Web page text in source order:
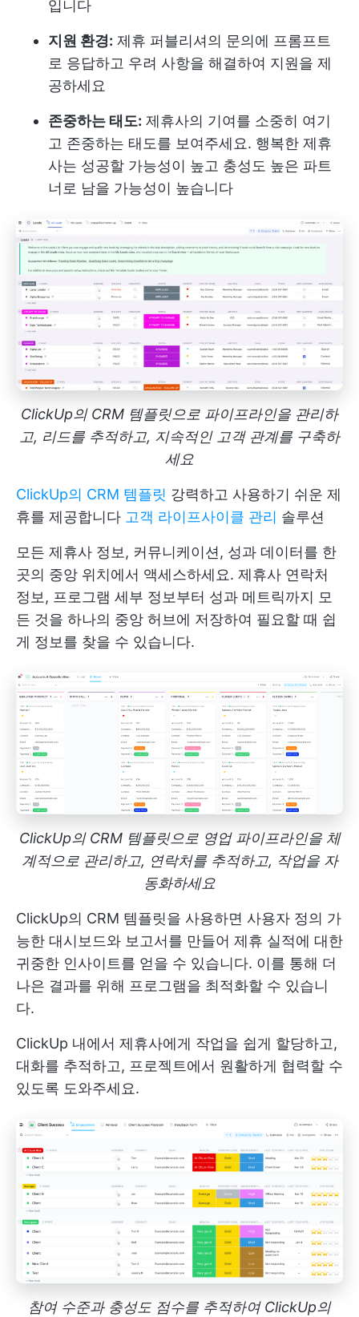
입니다
지원 환경: 제휴 퍼블리셔의 문의에 프롬프트
로 응답하고 우려 사항을 해결하여 지원을 제
공하세요
존중하는 태도: 제휴사의 기여를 소중히 여기
고 존중하는 태도를 보여주세요. 행복한 제휴
사는 성공할 가능성이 높고 충성도 높은 파트
너로 남을 가능성이 높습니다
ClickUp의 CRM 템플릿으로 파이프라인을 관리하
고, 리드를 추적하고, 지속적인 고객 관계를 구축하
세요
ClickUp의 CRM 템플릿 강력하고 사용하기 쉬운 제
휴를 제공합니다 고객 라이프사이클 관리 솔루션
모든 제휴사 정보, 커뮤니케이션, 성과 데이터를 한
곳의 중앙 위치에서 액세스하세요. 제휴사 연락처
정보, 프로그램 세부 정보부터 성과 메트릭까지 모
든 것을 하나의 중앙 허브에 저장하여 필요할 때 쉽
게 정보를 찾을 수 있습니다.
ClickUp의 CRM 템플릿으로 영업 파이프라인을 체
계적으로 관리하고, 연락처를 추적하고, 작업을 자
동화하세요
ClickUp의 CRM 템플릿을 사용하면 사용자 정의 가
능한 대시보드와 보고서를 만들어 제휴 실적에 대한
귀중한 인사이트를 얻을 수 있습니다. 이를 통해 더
나은 결과를 위해 프로그램을 최적화할 수 있습니
다.
ClickUp 내에서 제휴사에게 작업을 쉽게 할당하고,
대화를 추적하고, 프로젝트에서 원활하게 협력할 수
있도록 도와주세요.
참여 수준과 충성도 점수를 추적하여 ClickUp의